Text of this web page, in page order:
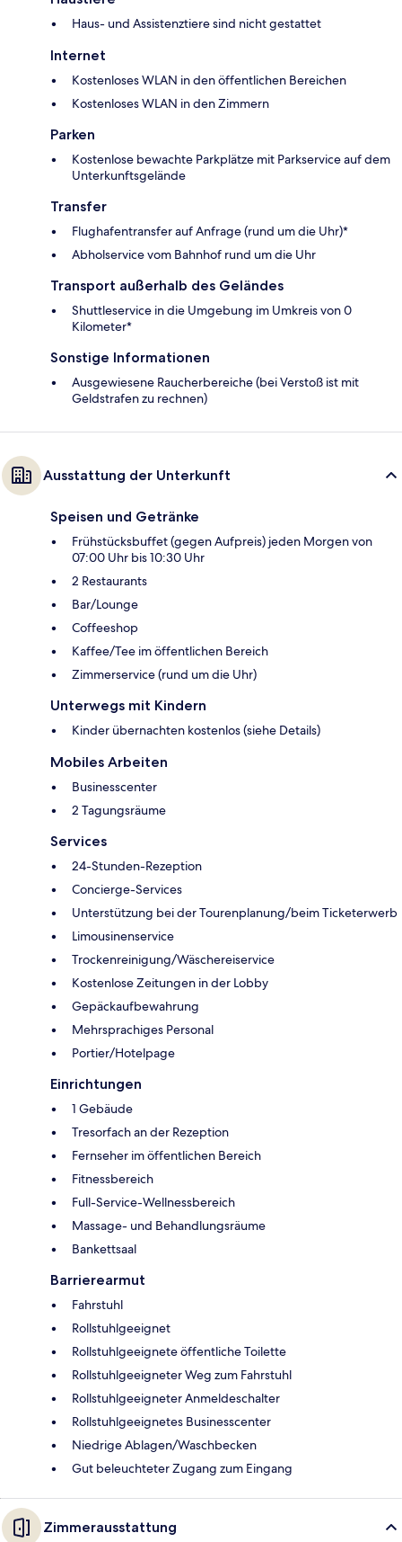
Haus- und Assistenztiere sind nicht gestattet
Internet
Kostenloses WLAN in den öffentlichen Bereichen
Kostenloses WLAN in den Zimmern
Parken
Kostenlose bewachte Parkplätze mit Parkservice auf dem
Unterkunftsgelände
Transfer
Flughafentransfer auf Anfrage (rund um die Uhr)*
Abholservice vom Bahnhof rund um die Uhr
Transport außerhalb des Geländes
Shuttleservice in die Umgebung im Umkreis von 0
Kilometer*
Sonstige Informationen
Ausgewiesene Raucherbereiche (bei Verstoß ist mit
Geldstrafen zu rechnen)
Ausstattung der Unterkunft
Speisen und Getränke
Frühstücksbuffet (gegen Aufpreis) jeden Morgen von
07:00 Uhr bis 10:30 Uhr
2 Restaurants
Bar/Lounge
Coffeeshop
Kaffee/Tee im öffentlichen Bereich
Zimmerservice (rund um die Uhr)
Unterwegs mit Kindern
Kinder übernachten kostenlos (siehe Details)
Mobiles Arbeiten
Businesscenter
2 Tagungsräume
Services
24-Stunden-Rezeption
Concierge-Services
Unterstützung bei der Tourenplanung/beim Ticketerwerb
Limousinenservice
Trockenreinigung/Wäschereiservice
Kostenlose Zeitungen in der Lobby
Gepäckaufbewahrung
Mehrsprachiges Personal
Portier/Hotelpage
Einrichtungen
1 Gebäude
Tresorfach an der Rezeption
Fernseher im öffentlichen Bereich
Fitnessbereich
Full-Service-Wellnessbereich
Massage- und Behandlungsräume
Bankettsaal
Barrierearmut
Fahrstuhl
Rollstuhlgeeignet
Rollstuhlgeeignete öffentliche Toilette
Rollstuhlgeeigneter Weg zum Fahrstuhl
Rollstuhlgeeigneter Anmeldeschalter
Rollstuhlgeeignetes Businesscenter
Niedrige Ablagen/Waschbecken
Gut beleuchteter Zugang zum Eingang
Zimmerausstattung